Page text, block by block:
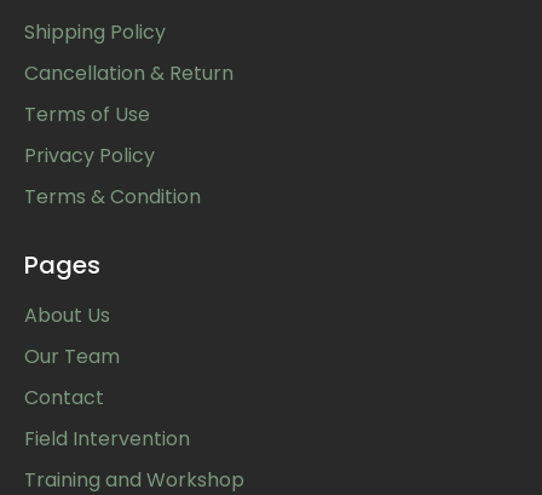
Shipping Policy
Cancellation & Return
Terms of Use
Privacy Policy
Terms & Condition
Pages
About Us
Our Team
Contact
Field Intervention
Training and Workshop